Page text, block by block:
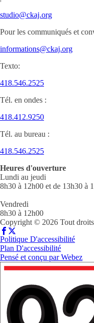
studio@ckaj.org
Pour les communiqués et
informations@ckaj.org
Texto:
418.546.2525
Tél. en ondes :
418.412.9250
Tél. au bureau :
418.546.2525
Heures d'ouverture
Lundi au jeudi
8h30 à 12h00 et de 13h30 à
Vendredi
8h30 à 12h00
Copyright © 2026 Tout droits
Politique D'accessibilité
Plan D'accessibilité
Pensé et conçu parWebez